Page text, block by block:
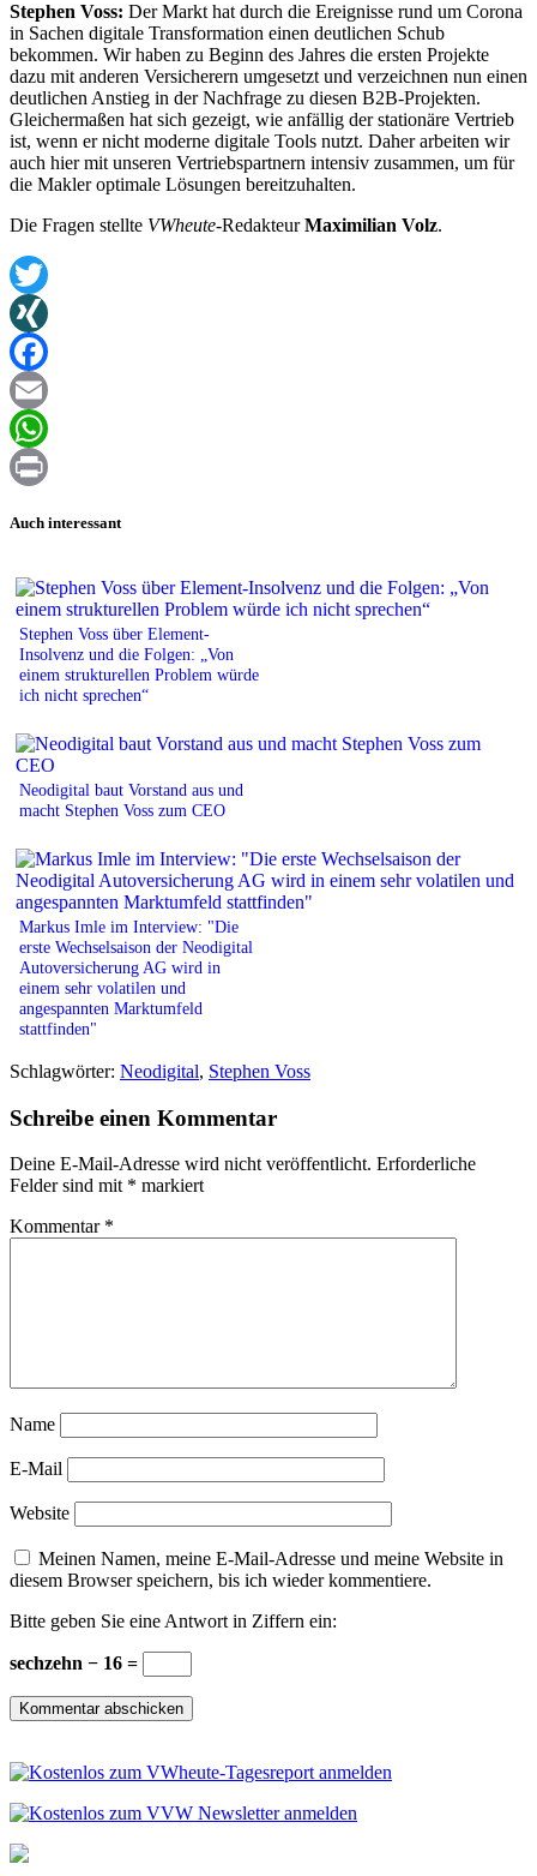
Stephen Voss: Der Markt hat durch die Ereignisse rund um Corona
in Sachen digitale Transformation einen deutlichen Schub
bekommen. Wir haben zu Beginn des Jahres die ersten Projekte
dazu mit anderen Versicherern umgesetzt und verzeichnen nun einen
deutlichen Anstieg in der Nachfrage zu diesen B2B-Projekten.
Gleichermaßen hat sich gezeigt, wie anfällig der stationäre Vertrieb
ist, wenn er nicht moderne digitale Tools nutzt. Daher arbeiten wir
auch hier mit unseren Vertriebspartnern intensiv zusammen, um für
die Makler optimale Lösungen bereitzuhalten.
Die Fragen stellte VWheute-RedakteurMaximilian Volz.
Twitter
XING
Facebook
Email
WhatsApp
Auch interessant
Stephen Voss über Element-
Insolvenz und die Folgen: „Von
einem strukturellen Problem würde
ich nicht sprechen“
Neodigital baut Vorstand aus und
macht Stephen Voss zum CEO
Markus Imle im Interview: "Die
erste Wechselsaison der Neodigital
Autoversicherung AG wird in
einem sehr volatilen und
angespannten Marktumfeld
stattfinden"
Schlagwörter: Neodigital, Stephen Voss
Schreibe einen Kommentar
Deine E-Mail-Adresse wird nicht veröffentlicht. Erforderliche
Felder sind mit * markiert
Kommentar *
Name
E-Mail
Website
Meinen Namen, meine E-Mail-Adresse und meine Website in
diesem Browser speichern, bis ich wieder kommentiere.
Bitte geben Sie eine Antwort in Ziffern ein:
sechzehn − 16 =